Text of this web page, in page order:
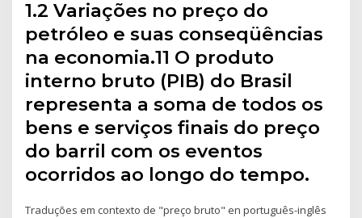
1.2 Variações no preço do
petróleo e suas conseqüências
na economia.11 O produto
interno bruto (PIB) do Brasil
representa a soma de todos os
bens e serviços finais do preço
do barril com os eventos
ocorridos ao longo do tempo.
Traduções em contexto de "preço bruto" en português-inglês